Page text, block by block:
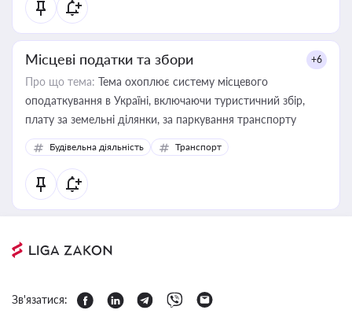
Місцеві податки та збори +6
Про що тема: Тема охоплює систему місцевого
оподаткування в Україні, включаючи туристичний збір,
плату за земельні ділянки, за паркування транспорту
Будівельна діяльність Транспорт
Зв'язатися: